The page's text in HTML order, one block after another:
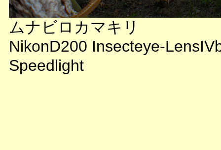
ムナビロカマキリ
NikonD200 Insecteye-
Speedlight